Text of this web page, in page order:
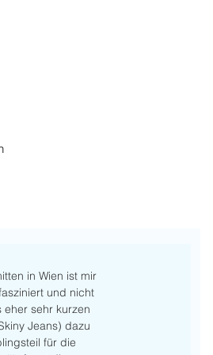
in Wien ist mir
und nicht
sehr kurzen
Jeans) dazu
für die